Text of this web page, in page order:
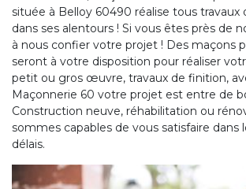
située à Belloy 60490 réalise tous travaux
dans ses alentours ! Si vous êtes près de
à nous confier votre projet ! Des maçons
seront à votre disposition pour réaliser
petit ou gros œuvre, travaux de finition,
Maçonnerie 60 votre projet est entre de
Construction neuve, réhabilitation ou
sommes capables de vous satisfaire dans
délais.